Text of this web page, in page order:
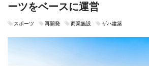
ーツをベースに運営
スポーツ 再開発 商業施設 ザハ建築